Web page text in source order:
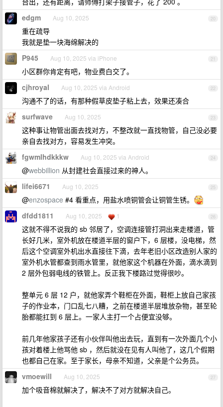
20
edgm Aug 10, 2025
重在疏导
我就是垫一块海绵解决的
21
P945 Aug 10, 2025 via iPhone
小区群你肯定有吧，物业费白交了。
22
cjhroyal Aug 10, 2025 via Android
沟通不了的话，有那种假草皮垫子粘上去，效果还凑合
23
surfwave Aug 10, 2025
这种事让物管出面去找对方，不整改就一直找物管，自己没必要
亲自去找对方，容易发生冲突。
24
fgwmlhdkkkw Aug 10, 2025 via Android
@webbillion 从封建社会直接过来的神人。
25
lifei6671 Aug 10, 2025
@enzospace #4 看重点，用盐水喷铜管会让铜管生锈。
26
dfdd1811 Aug 10, 2025 1
这就不得不说我的 sb 邻居了，空调连接管打洞出来走楼道，管
长好几米，室外机放在楼道半层的窗户下，6 层楼，没电梯，然
后这个空调室外机出水直接往下滴，去年老旧小区改造别人家的
室外机水管都查到雨水管里，就他家这个机器在外面，滴水滴到
2 层外包弱电线的铁管上。反正我下楼路过觉得很吵。
整单元 6 层 12 户，就他家弄个鞋柜在外面，鞋柜上放自己家孩
子的作业本，门口乱七八糟，之前在楼道半层堆放杂物，甚至轮
胎都能扛到 6 层上。一家人主打一个占便宜没够。
前几年他家孩子还有小伙伴叫他出去玩，直到有一次外面几个小
孩对着楼上他骂他 sb ，然后就没在见有人叫他了，这几个假期
也都自己在家。至于家长，母亲不知道，父亲是个公务员。
27
vmoewill Aug 10, 2025
加个吸音棉就解决了，解决不了对方就解决自己。